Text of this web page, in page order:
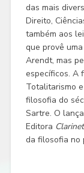
das mais
Direito,
também aos
que provê
Arendt, mas
específicos. A
Totalitarismo
filosofia do
Sartre. O
Editora
da filosofia no